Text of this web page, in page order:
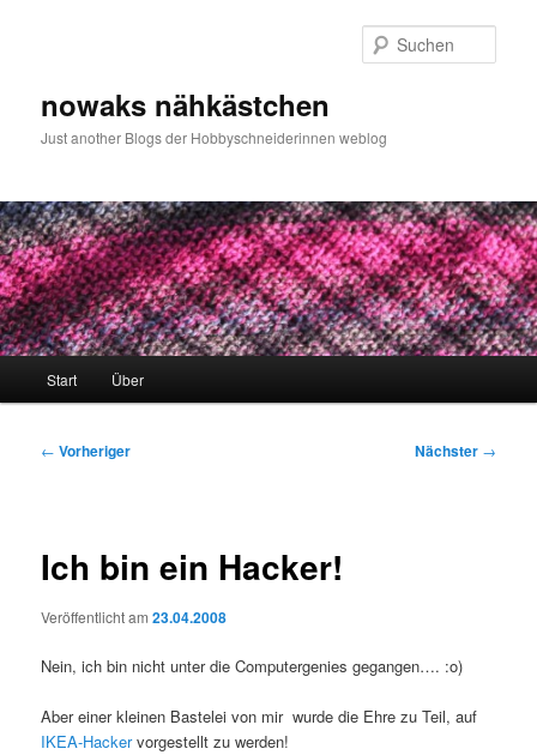
nowaks nähkästchen
Just another Blogs der Hobbyschneiderinnen weblog
Start Über
Beitragsnavigation
← Vorheriger Nächster →
Ich bin ein Hacker!
Veröffentlicht am23.04.2008
Nein, ich bin nicht unter die Computergenies gegangen…. :o)
Aber einer kleinen Bastelei von mir wurde die Ehre zu Teil, auf
IKEA-Hackervorgestellt zu werden!